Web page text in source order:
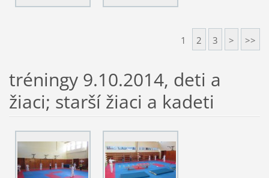
1 2 3 > >>
tréningy 9.10.2014, deti a
žiaci; starší žiaci a kadeti